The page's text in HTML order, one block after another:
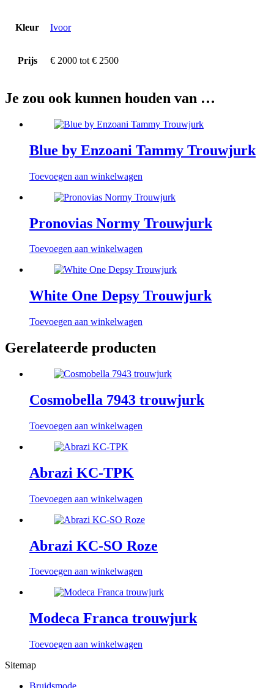
Kleur Ivoor
Prijs € 2000 tot € 2500
Je zou ook kunnen houden van …
Blue by Enzoani Tammy Trouwjurk
Toevoegen aan winkelwagen
Pronovias Normy Trouwjurk
Toevoegen aan winkelwagen
White One Depsy Trouwjurk
Toevoegen aan winkelwagen
Gerelateerde producten
Cosmobella 7943 trouwjurk
Toevoegen aan winkelwagen
Abrazi KC-TPK
Toevoegen aan winkelwagen
Abrazi KC-SO Roze
Toevoegen aan winkelwagen
Modeca Franca trouwjurk
Toevoegen aan winkelwagen
Sitemap